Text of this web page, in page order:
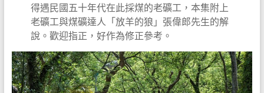
得遇民國五十年代在此採煤的老礦工，本集附上
老礦工與煤礦達人「放羊的狼」張偉郎先生的解
說。歡迎指正，好作為修正參考。